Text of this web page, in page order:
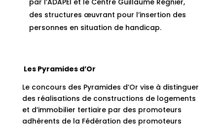
par l’ADAPEI et le Centre Guillaume Régnier,
des structures œuvrant pour l’insertion des
personnes en situation de handicap.
Les Pyramides d’Or
Le concours des Pyramides d’Or vise à distinguer
des réalisations de constructions de logements
et d’immobilier tertiaire par des promoteurs
adhérents de la Fédération des promoteurs